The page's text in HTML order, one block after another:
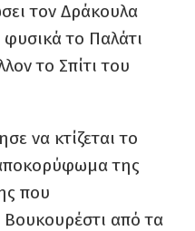
τον Δράκουλα
το Παλάτι
το Σπίτι του
να κτίζεται το
της
που
από τα